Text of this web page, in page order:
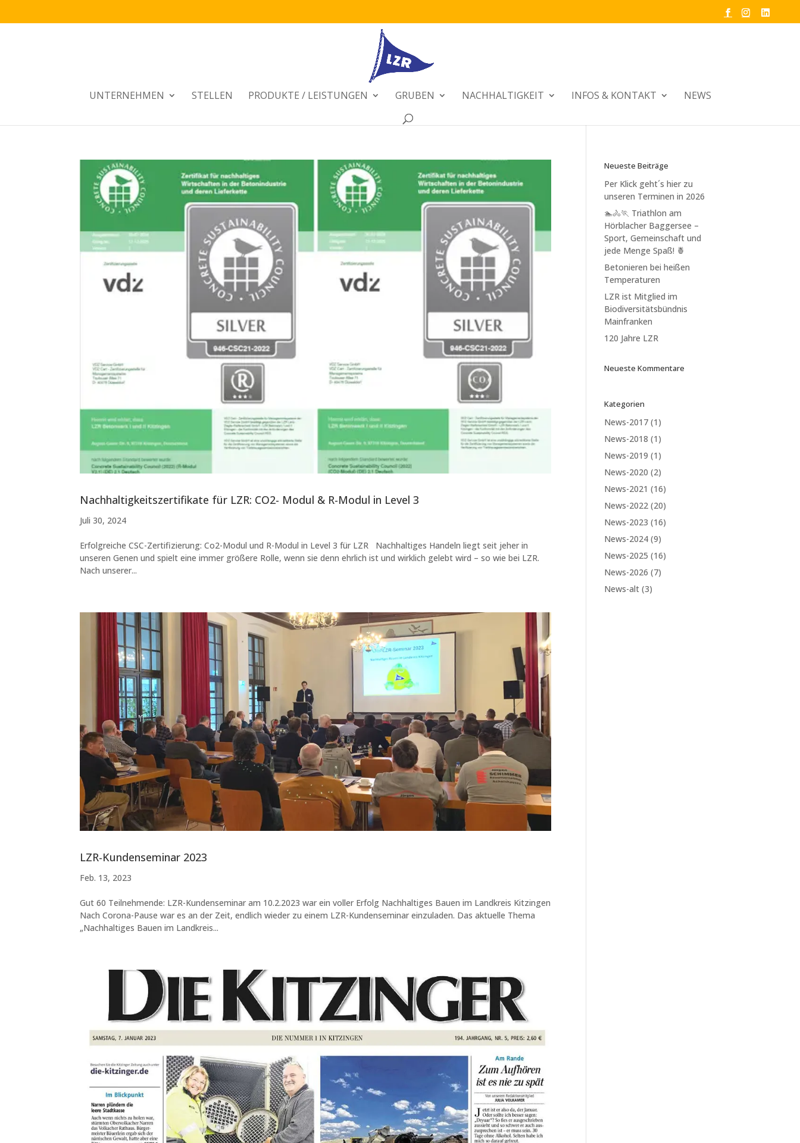
UNTERNEHMEN STELLEN PRODUKTE / LEISTUNGEN GRUBEN NACHHALTIGKEIT INFOS & KONTAKT NEWS
Nachhaltigkeitszertifikate für LZR: CO2- Modul & R-Modul in Level 3
Juli 30, 2024
Erfolgreiche CSC-Zertifizierung: Co2-Modul und R-Modul in Level 3 für LZR Nachhaltiges Handeln liegt seit jeher in
unseren Genen und spielt eine immer größere Rolle, wenn sie denn ehrlich ist und wirklich gelebt wird – so wie bei LZR.
Nach unserer...
LZR-Kundenseminar 2023
Feb. 13, 2023
Gut 60 Teilnehmende: LZR-Kundenseminar am 10.2.2023 war ein voller Erfolg Nachhaltiges Bauen im Landkreis Kitzingen
Nach Corona-Pause war es an der Zeit, endlich wieder zu einem LZR-Kundenseminar einzuladen. Das aktuelle Thema
„Nachhaltiges Bauen im Landkreis...
Neueste Beiträge
Per Klick geht´s hier zu
unseren Terminen in 2026
🏊🚴🏃 Triathlon am
Hörblacher Baggersee –
Sport, Gemeinschaft und
jede Menge Spaß! 🍍
Betonieren bei heißen
Temperaturen
LZR ist Mitglied im
Biodiversitätsbündnis
Mainfranken
120 Jahre LZR
Neueste Kommentare
Kategorien
News-2017 (1)
News-2018 (1)
News-2019 (1)
News-2020 (2)
News-2021 (16)
News-2022 (20)
News-2023 (16)
News-2024 (9)
News-2025 (16)
News-2026 (7)
News-alt (3)